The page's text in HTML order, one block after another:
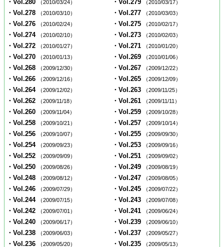
・Vol.280 （2010/03/24） ・Vol.279 （2010/03/17）
・Vol.278 （2010/03/10） ・Vol.277 （2010/03/03）
・Vol.276 （2010/02/24） ・Vol.275 （2010/02/17）
・Vol.274 （2010/02/10） ・Vol.273 （2010/02/03）
・Vol.272 （2010/01/27） ・Vol.271 （2010/01/20）
・Vol.270 （2010/01/13） ・Vol.269 （2010/01/06）
・Vol.268 （2009/12/30） ・Vol.267 （2009/12/22）
・Vol.266 （2009/12/16） ・Vol.265 （2009/12/09）
・Vol.264 （2009/12/02） ・Vol.263 （2009/11/25）
・Vol.262 （2009/11/18） ・Vol.261 （2009/11/11）
・Vol.260 （2009/11/04） ・Vol.259 （2009/10/28）
・Vol.258 （2009/10/21） ・Vol.257 （2009/10/14）
・Vol.256 （2009/10/07） ・Vol.255 （2009/09/30）
・Vol.254 （2009/09/23） ・Vol.253 （2009/09/16）
・Vol.252 （2009/09/09） ・Vol.251 （2009/09/02）
・Vol.250 （2009/08/26） ・Vol.249 （2009/08/19）
・Vol.248 （2009/08/12） ・Vol.247 （2009/08/05）
・Vol.246 （2009/07/29） ・Vol.245 （2009/07/22）
・Vol.244 （2009/07/15） ・Vol.243 （2009/07/08）
・Vol.242 （2009/07/01） ・Vol.241 （2009/06/24）
・Vol.240 （2009/06/17） ・Vol.239 （2009/06/10）
・Vol.238 （2009/06/03） ・Vol.237 （2009/05/27）
・Vol.236 （2009/05/20） ・Vol.235 （2009/05/13）